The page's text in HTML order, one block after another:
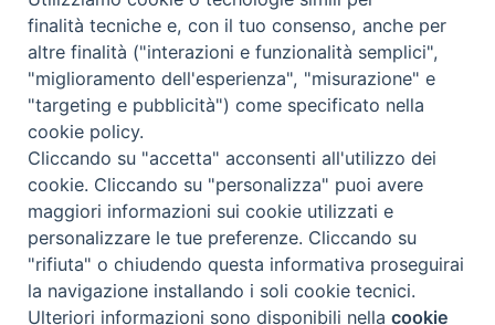
Abbonamento Annuale Digitale
Abbonamento Annuale Cartaceo
Abbonamento Singola Copia Digitale
Redazione: Pavia, Piazza Duomo 11 - tel. 0382.24736 -
amministrazione@ilticino.it - repossi@ilticino.it - P.
IVA: 00213430184
Preferenze Cookie
finalità tecniche e, con il tuo consenso, anche per
altre finalità ("interazioni e funzionalità semplici",
"miglioramento dell'esperienza", "misurazione" e
"targeting e pubblicità") come specificato nella
cookie policy.
Cliccando su "accetta" acconsenti all'utilizzo dei
cookie. Cliccando su "personalizza" puoi avere
maggiori informazioni sui cookie utilizzati e
personalizzare le tue preferenze. Cliccando su
"rifiuta" o chiudendo questa informativa proseguirai
la navigazione installando i soli cookie tecnici.
Ulteriori informazioni sono disponibili nellacookie